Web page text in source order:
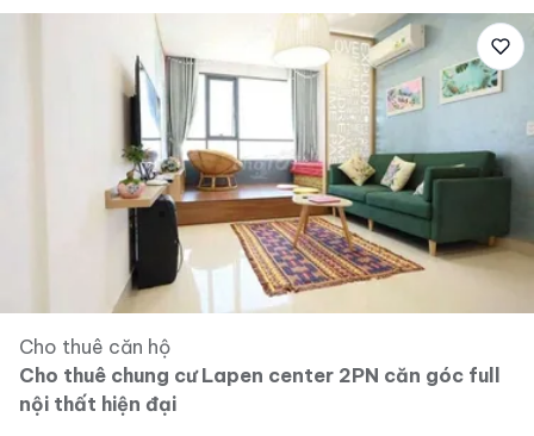
Cho thuê căn hộ
Cho thuê chung cư Lapen center 2PN căn góc full
nội thất hiện đại